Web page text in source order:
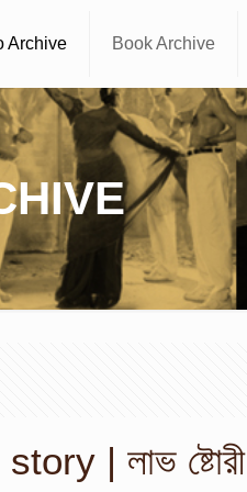
Archive Book Archive
| লাভ ষ্টোরী